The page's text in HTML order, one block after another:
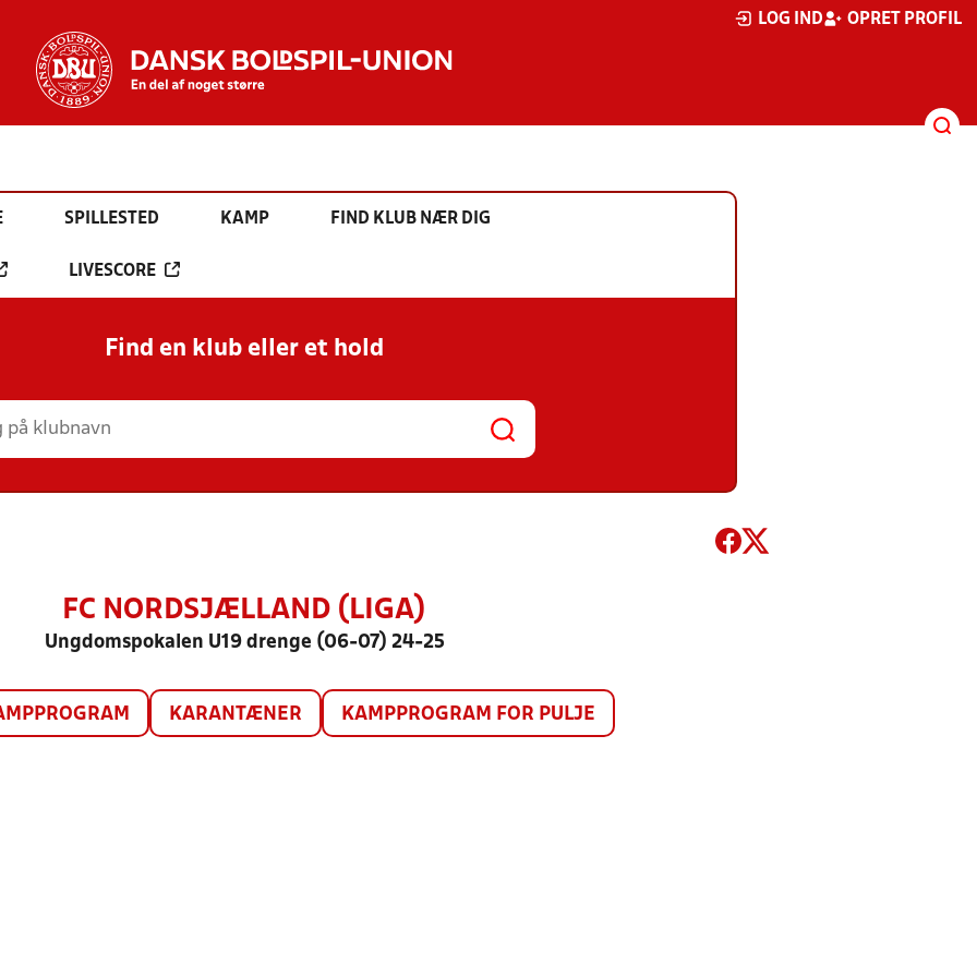
LOG IND OPRET PROFIL
SPILLESTED KAMP FIND KLUB NÆR DIG
LIVESCORE
Find en klub eller et hold
FC NORDSJÆLLAND (LIGA)
Ungdomspokalen U19 drenge (06-07) 24-25
KARANTÆNER KAMPPROGRAM FOR PULJE